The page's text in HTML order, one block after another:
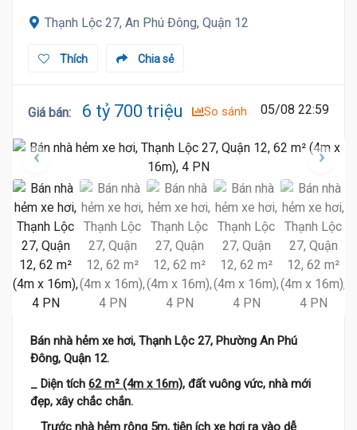
Thạnh Lộc 27, An Phú Đông, Quận 12
Chia sẻ
Thích
Giá bán: 6 tỷ 700 triệu So sánh 05/08 22:59
Bán nhà hẻm xe hơi, Thạnh Lộc 27, Phường An Phú
Đông, Quận 12.
_ Diện tích 62 m² (4m x 16m), đất vuông vức, nhà mới
đẹp, xây chắc chắn.
_ Trước nhà hẻm rộng 5m, tiện ích xe hơi ra vào dễ